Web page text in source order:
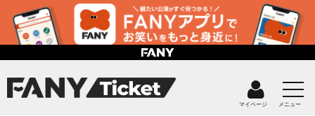
マイページ メニュー